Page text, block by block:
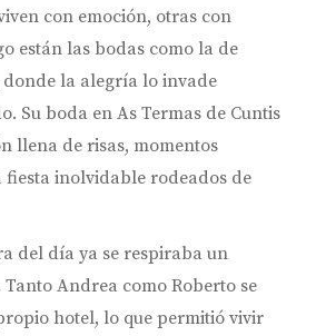
con emoción, otras con
están las bodas como la de
la alegría lo invade
Su boda en As Termas de Cuntis
llena de risas, momentos
fiesta inolvidable rodeados de
del día ya se respiraba un
Andrea como Roberto se
hotel, lo que permitió vivir